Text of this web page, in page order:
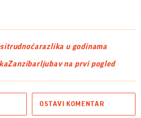
trudnoćarazlika u godinama
Zanzibarljubav na prvi pogled
OSTAVI KOMENTAR